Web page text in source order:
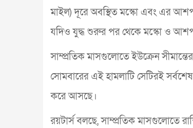
মাইল) দূরে অবস্থিত মস্কো এবং এর
যদিও যুদ্ধ শুরুর পর থেকে মস্কো ও
সাম্প্রতিক মাসগুলোতে ইউক্রেন
সোমবারের এই হামলাটি সেটিরই
করে আসছে।
রয়টার্স বলছে, সাম্প্রতিক মাসগুলোতে